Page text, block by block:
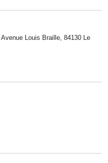
Louis Braille, 84130 Le